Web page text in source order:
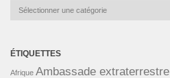
Catégories
ÉTIQUETTES
Afrique Ambassade extraterrestre